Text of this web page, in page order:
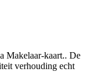
Makelaar-kaart.. De
verhouding echt